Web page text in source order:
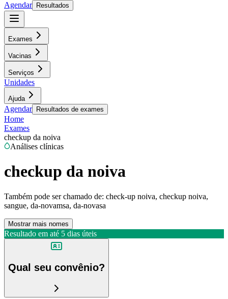
Agendar
Resultados
Exames
Vacinas
Serviços
Unidades
Ajuda
Agendar Resultados de exames
Home
Exames
checkup da noiva
Análises clínicas
checkup da noiva
Também pode ser chamado de: check-up noiva, checkup noiva,
sangue, da-novamsa, da-novasa
Mostrar mais nomes
Resultado em até 5 dias úteis
Qual seu convênio?